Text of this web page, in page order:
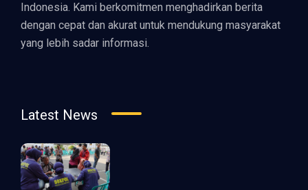
Indonesia. Kami berkomitmen menghadirkan berita
dengan cepat dan akurat untuk mendukung masyarakat
yang lebih sadar informasi.
Latest News